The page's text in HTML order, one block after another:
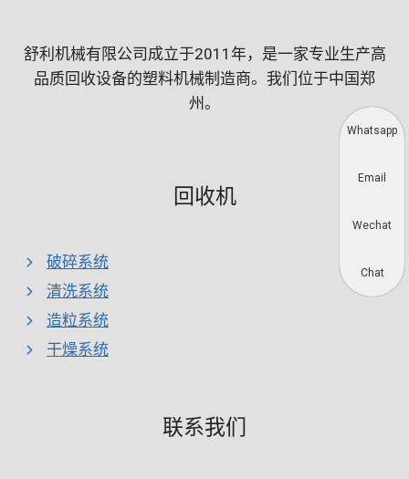
舒利机械有限公司成立于2011年，是一家专业生产高
品质回收设备的塑料机械制造商。我们位于中国郑
州。
回收机
破碎系统
清洗系统
造粒系统
干燥系统
联系我们
Whatsapp
Email
Wechat
Chat